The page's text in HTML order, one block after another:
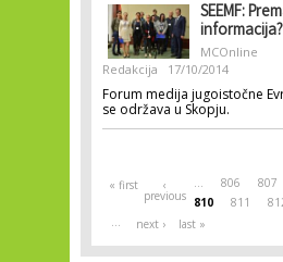
SEEMF:
informacija?
MCOnline
Redakcija
17/10/2014
Forum medija jugoistočne
se održava u Skopju.
Pages
« first ‹
previous
… 806 807
810
811
…
next › last »